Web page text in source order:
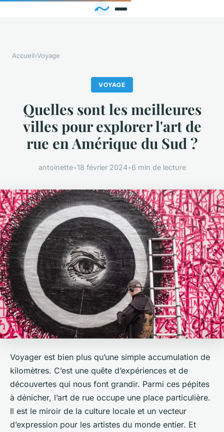
Accueil›Voyage
VOYAGE
Quelles sont les meilleures
villes pour explorer l'art de
rue en Amérique du Sud ?
antoinette•18 février 2024•6 min de lecture
Voyager est bien plus qu’une simple accumulation de
kilomètres. C’est une quête d’expériences et de
découvertes qui nous font grandir. Parmi ces pépites
à dénicher, l’art de rue occupe une place particulière.
Il est le miroir de la culture locale et un vecteur
d’expression pour les artistes du monde entier. Et